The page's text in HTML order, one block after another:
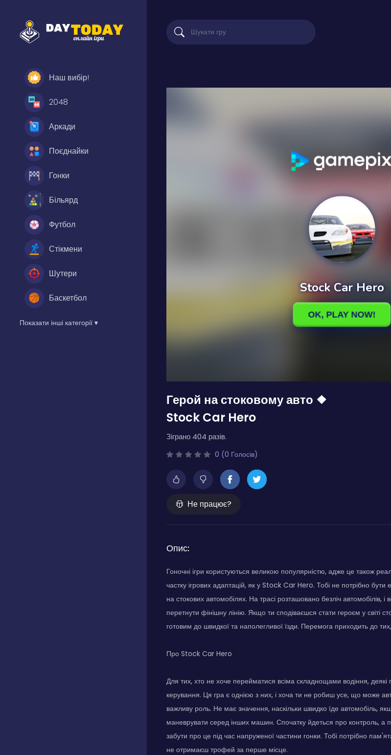
Наш вибір!
2048
Аркади
Поєднайки
Гонки
Більярд
Футбол
Стікмени
Шутери
Баскетбол
Показати інші категорії ▾
Герой на стоковому авто ❖
Stock Car Hero
Зіграно 404 разів.
0 (0 Голосів)
Не працює?
Опис:
Гоночні ігри користуються великою популярністю, адже це також
частку ігрових адаптацій, як у Stock Car Hero. Тобі не потрібно
на стокових автомобілях. На трасі розташовано безліч автомобілів,
перетнути фінішну лінію. Якщо ти сподіваєшся стати героєм у світі
готовим до швидкої та наполегливої їзди. Перемога приходить до
Про Stock Car Hero
Для тих, хто не хоче перейматися всіма складнощами водіння, деякі
керування. Ця гра є однією з них, і хоча ти не робиш усе, що може
важливу роль. Не має значення, наскільки швидко їде автомобіль,
маневрувати серед інших машин. Спочатку йдеться про контроль, а
забути про це під час напруженої частини гонки. Тобі потрібно
не отримаєш трофей за перше місце.